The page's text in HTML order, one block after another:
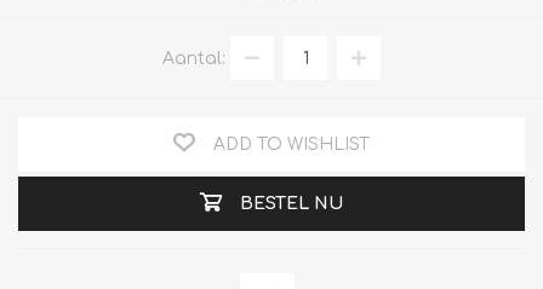
Aantal:
ADD TO WISHLIST
BESTEL NU